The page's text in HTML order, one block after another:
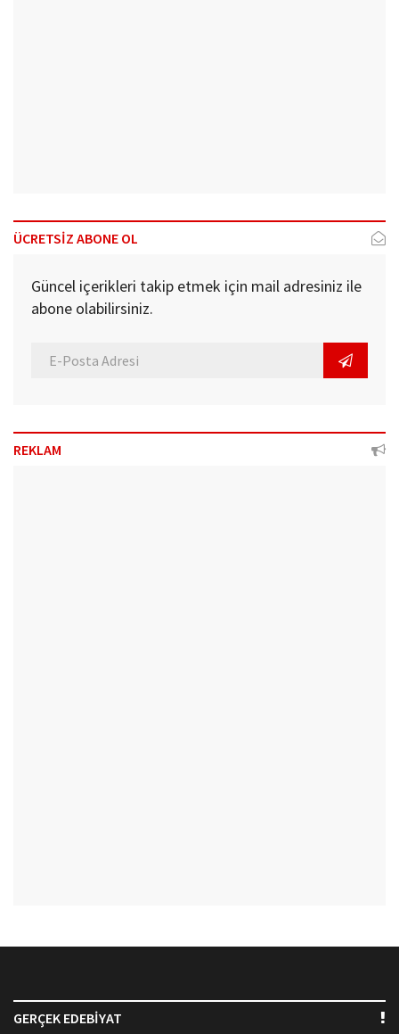
ÜCRETSİZ ABONE OL
Güncel içerikleri takip etmek için mail adresiniz ile
abone olabilirsiniz.
REKLAM
GERÇEK EDEBİYAT